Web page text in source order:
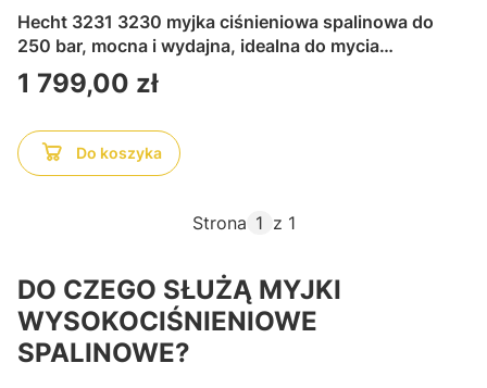
Hecht 3231 3230 myjka ciśnieniowa spalinowa do
250 bar, mocna i wydajna, idealna do mycia
samochodów, tarasów i ogrodów, łatwa w obsłudze i
trwała
Cena
1 799,00 zł
Do koszyka
Strona z 1
DO CZEGO SŁUŻĄ MYJKI
WYSOKOCIŚNIENIOWE
SPALINOWE?